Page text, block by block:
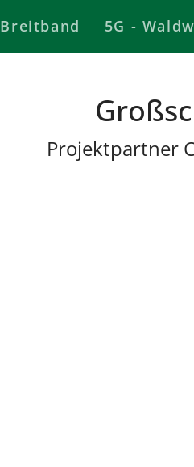
Breitband 5G -
Projektpartner